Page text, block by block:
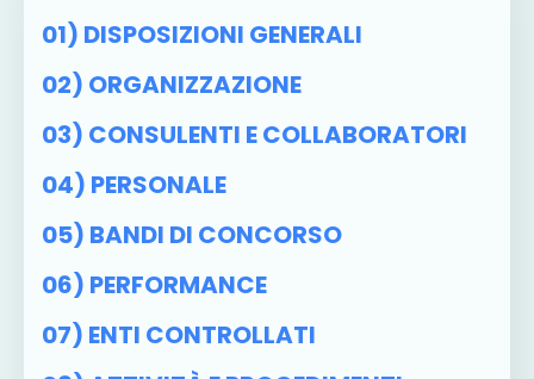
01) DISPOSIZIONI GENERALI
02) ORGANIZZAZIONE
03) CONSULENTI E COLLABORATORI
04) PERSONALE
05) BANDI DI CONCORSO
06) PERFORMANCE
07) ENTI CONTROLLATI